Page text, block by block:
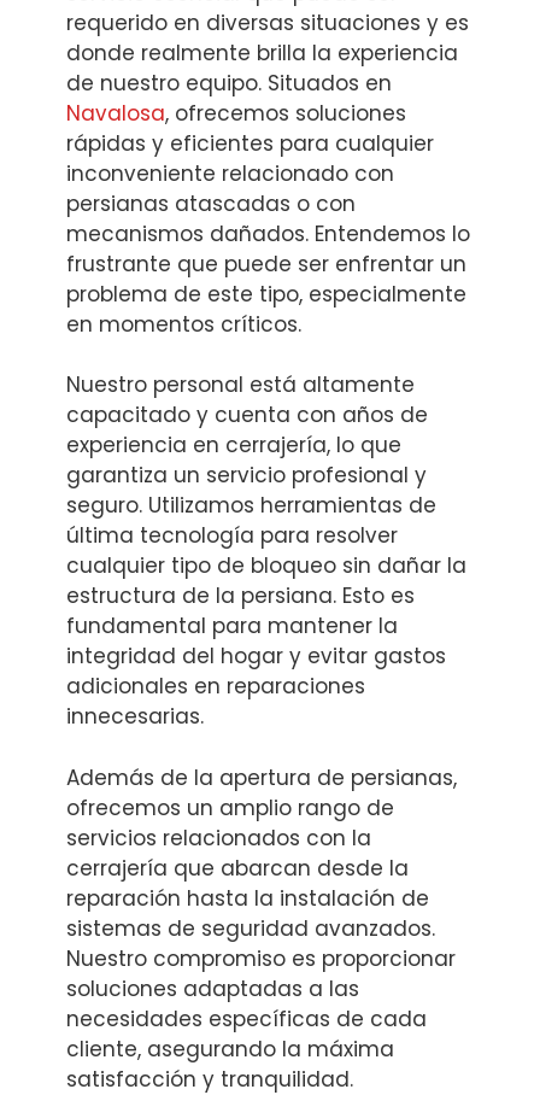
requerido en diversas situaciones y es
donde realmente brilla la experiencia
de nuestro equipo. Situados en
Navalosa, ofrecemos soluciones
rápidas y eficientes para cualquier
inconveniente relacionado con
persianas atascadas o con
mecanismos dañados. Entendemos lo
frustrante que puede ser enfrentar un
problema de este tipo, especialmente
en momentos críticos.
Nuestro personal está altamente
capacitado y cuenta con años de
experiencia en cerrajería, lo que
garantiza un servicio profesional y
seguro. Utilizamos herramientas de
última tecnología para resolver
cualquier tipo de bloqueo sin dañar la
estructura de la persiana. Esto es
fundamental para mantener la
integridad del hogar y evitar gastos
adicionales en reparaciones
innecesarias.
Además de la apertura de persianas,
ofrecemos un amplio rango de
servicios relacionados con la
cerrajería que abarcan desde la
reparación hasta la instalación de
sistemas de seguridad avanzados.
Nuestro compromiso es proporcionar
soluciones adaptadas a las
necesidades específicas de cada
cliente, asegurando la máxima
satisfacción y tranquilidad.